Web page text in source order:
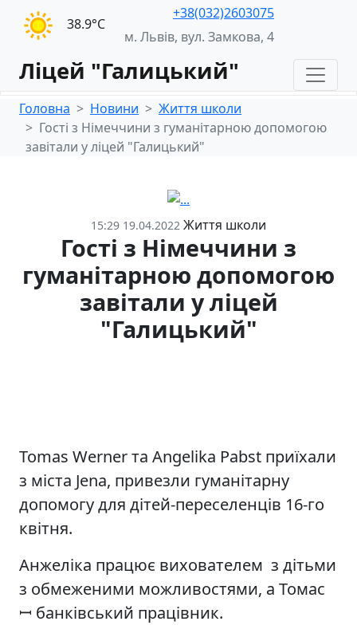
38.9°С
+38(032)2603075
м. Львів, вул. Замкова, 4
Ліцей "Галицький"
Головна Новини
Життя школи
Гості з Німеччини з гуманітарною допомогою
завітали у ліцей "Галицький"
15:29 19.04.2022 Життя школи
Гості з Німеччини з
гуманітарною допомогою
завітали у ліцей
"Галицький"
Tomas Werner та Angelika Pabst приїхали
з міста Jena, привезли гуманітарну
допомогу для дітей-переселенців 16-го
квітня.
Анжеліка працює вихователем з дітьми
з обмеженими можливостями, а Томас
ꟷ банківський працівник.